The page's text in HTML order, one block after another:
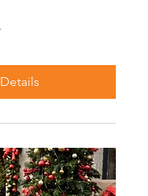
Details